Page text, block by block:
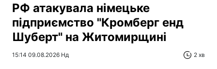
РФ атакувала німецьке
підприємство "Кромберг енд
Шуберт" на Житомирщині
15:14 09.08.2026 Нд 2 хв